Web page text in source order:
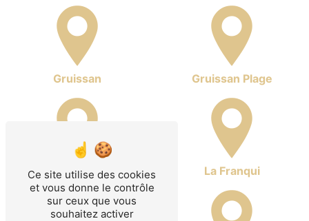
Gruissan Gruissan Plage
Ayguades La Franqui
Ce site utilise des cookies
et vous donne le contrôle
sur ceux que vous
souhaitez activer